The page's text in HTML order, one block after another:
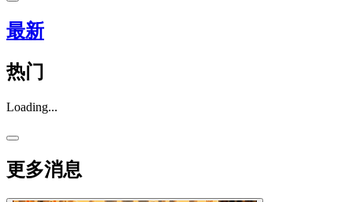
最新
热门
Loading...
更多消息